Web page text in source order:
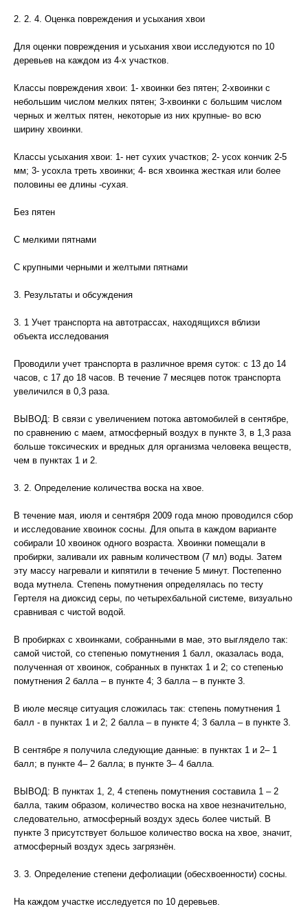
2. 2. 4. Оценка повреждения и усыхания хвои
Для оценки повреждения и усыхания хвои исследуются по 10
деревьев на каждом из 4-х участков.
Классы повреждения хвои: 1- хвоинки без пятен; 2-хвоинки с
небольшим числом мелких пятен; 3-хвоинки с большим числом
черных и желтых пятен, некоторые из них крупные- во всю
ширину хвоинки.
Классы усыхания хвои: 1- нет сухих участков; 2- усох кончик 2-5
мм; 3- усохла треть хвоинки; 4- вся хвоинка жесткая или более
половины ее длины -сухая.
Без пятен
С мелкими пятнами
С крупными черными и желтыми пятнами
3. Результаты и обсуждения
3. 1 Учет транспорта на автотрассах, находящихся вблизи
объекта исследования
Проводили учет транспорта в различное время суток: с 13 до 14
часов, с 17 до 18 часов. В течение 7 месяцев поток транспорта
увеличился в 0,3 раза.
ВЫВОД: В связи с увеличением потока автомобилей в сентябре,
по сравнению с маем, атмосферный воздух в пункте 3, в 1,3 раза
больше токсических и вредных для организма человека веществ,
чем в пунктах 1 и 2.
3. 2. Определение количества воска на хвое.
В течение мая, июля и сентября 2009 года мною проводился сбор
и исследование хвоинок сосны. Для опыта в каждом варианте
собирали 10 хвоинок одного возраста. Хвоинки помещали в
пробирки, заливали их равным количеством (7 мл) воды. Затем
эту массу нагревали и кипятили в течение 5 минут. Постепенно
вода мутнела. Степень помутнения определялась по тесту
Гертеля на диоксид серы, по четырехбальной системе, визуально
сравнивая с чистой водой.
В пробирках с хвоинками, собранными в мае, это выглядело так:
самой чистой, со степенью помутнения 1 балл, оказалась вода,
полученная от хвоинок, собранных в пунктах 1 и 2; со степенью
помутнения 2 балла – в пункте 4; 3 балла – в пункте 3.
В июле месяце ситуация сложилась так: степень помутнения 1
балл - в пунктах 1 и 2; 2 балла – в пункте 4; 3 балла – в пункте 3.
В сентябре я получила следующие данные: в пунктах 1 и 2– 1
балл; в пункте 4– 2 балла; в пункте 3– 4 балла.
ВЫВОД: В пунктах 1, 2, 4 степень помутнения составила 1 – 2
балла, таким образом, количество воска на хвое незначительно,
следовательно, атмосферный воздух здесь более чистый. В
пункте 3 присутствует большое количество воска на хвое, значит,
атмосферный воздух здесь загрязнён.
3. 3. Определение степени дефолиации (обесхвоенности) сосны.
На каждом участке исследуется по 10 деревьев.